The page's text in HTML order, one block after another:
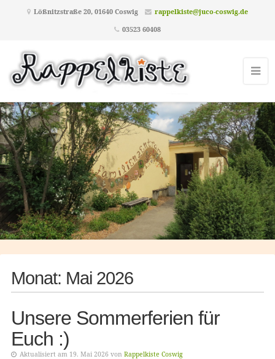
Lößnitzstraße 20, 01640 Coswig
rappelkiste@juco-coswig.de
03523 60408
Monat: Mai 2026
Unsere Sommerferien für
Euch :)
Aktualisiert am 19. Mai 2026 von Rappelkiste Coswig